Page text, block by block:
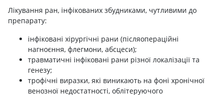
Лікування ран, інфікованих збудниками, чутливими до
препарату:
інфіковані хірургічні рани (післяопераційні
нагноєння, флегмони, абсцеси);
травматичні інфіковані рани різної локалізації та
генезу;
трофічні виразки, які виникають на фоні хронічної
венозної недостатності, облітеруючого